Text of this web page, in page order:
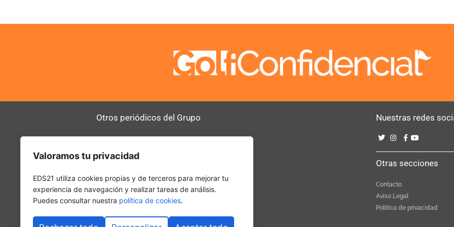
Otros periódicos del Grupo
SerComercial
Nuestras redes
Otras secciones
Contacto
Aviso Legal
Politica de privacidad
Valoramos tu privacidad
EDS21 utiliza cookies propias y de terceros para mejorar tu
experiencia de navegación y realizar tareas de análisis.
Puedes consultar nuestra política de cookies.